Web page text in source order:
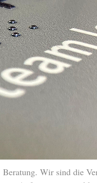
Wir sind die